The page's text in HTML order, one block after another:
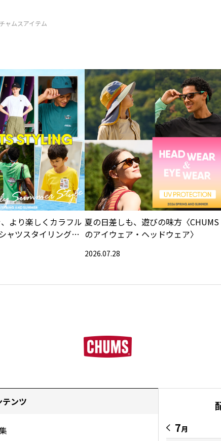
ャムスアイテム
より楽しくカラフル
ャツスタイリング特
夏の日差しも、遊びの味方〈CHUMS
のアイウェア・ヘッドウェア〉
2026.07.28
テンツ
7月